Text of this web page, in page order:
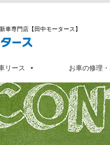
車専門店【田中モータース】
リース お車の修理